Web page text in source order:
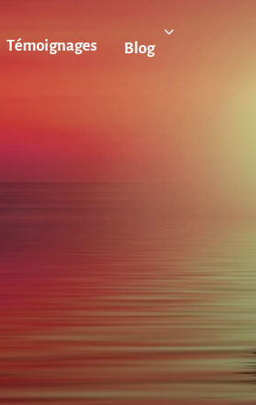
Témoignages Blog